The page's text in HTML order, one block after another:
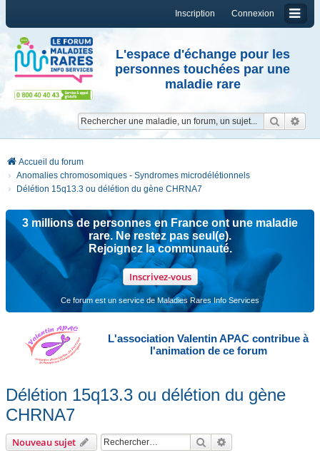
Connexion
Inscription
L'espace d'échange pour les
personnes touchées par une
maladie rare
Accueil du forum
Anomalies chromosomiques - Syndromes microdélétionnels
Délétion 15q13.3 ou délétion du gène CHRNA7
3 millions de personnes en France ont une maladie
rare. Ne restez pas seul(e).
Rejoignez la communauté.
Inscrivez-vous
Ce forum est un service de Maladies Rares Info Services
L'association Valentin APAC contribue à
l'animation de ce forum
Délétion 15q13.3 ou délétion du gène
CHRNA7
Nouveau sujet Rechercher